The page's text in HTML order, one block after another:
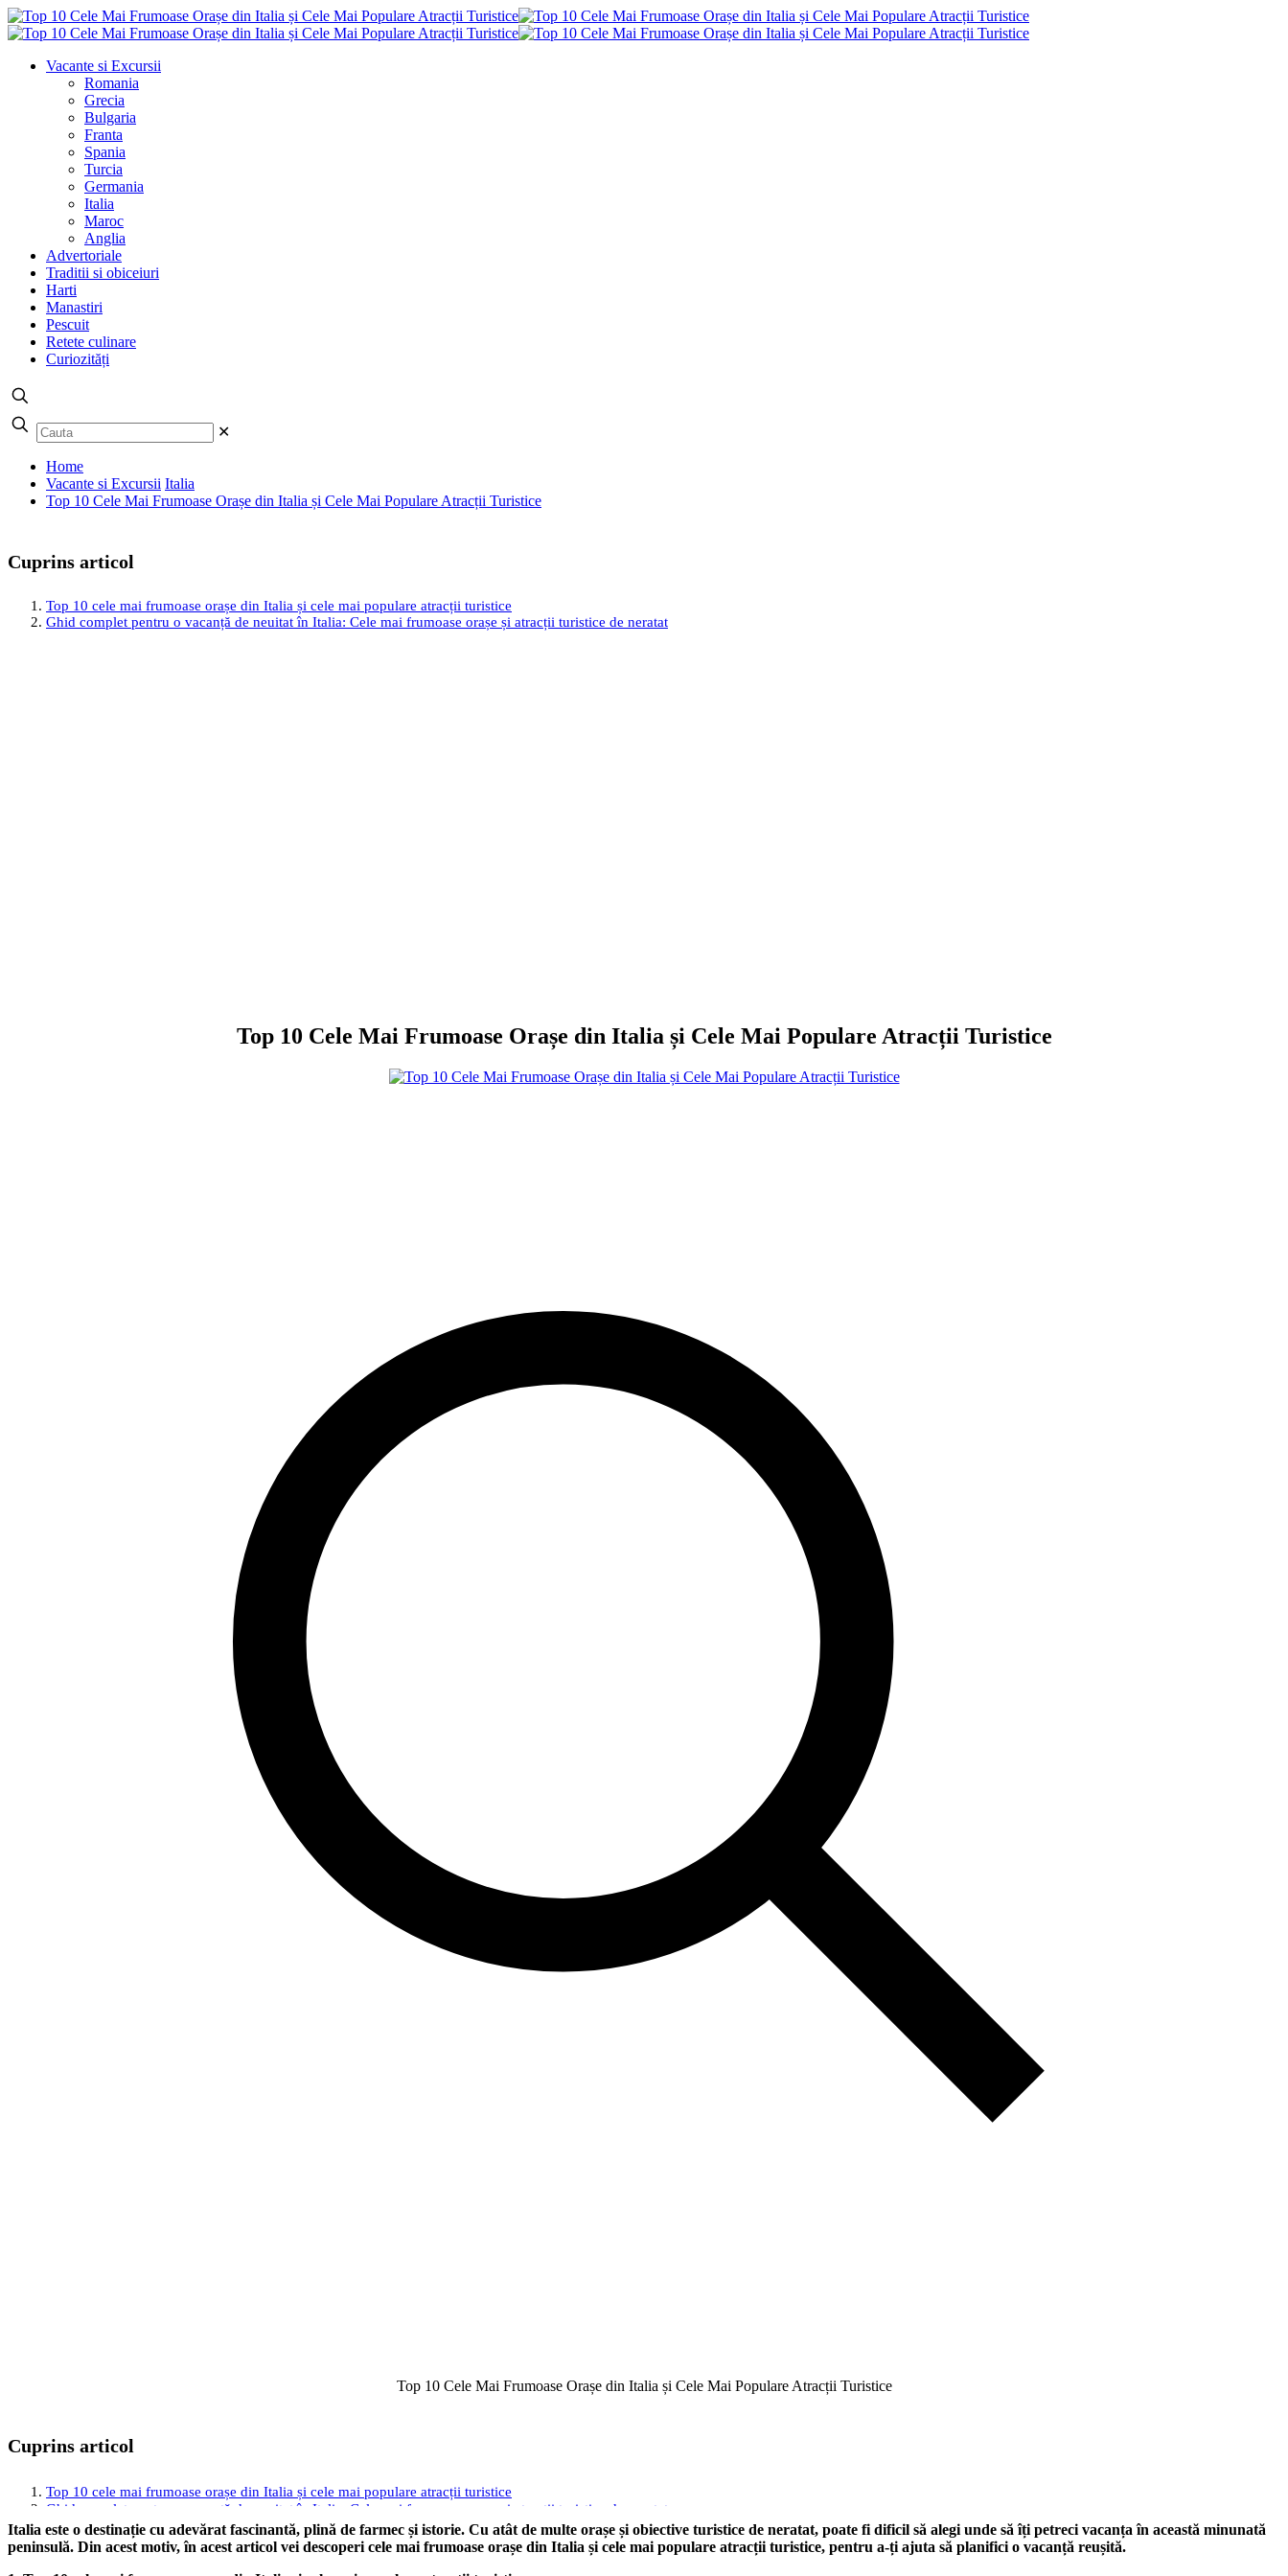
Vacante si Excursii
Romania
Grecia
Bulgaria
Franta
Spania
Turcia
Germania
Italia
Maroc
Anglia
Advertoriale
Traditii si obiceiuri
Harti
Manastiri
Pescuit
Retete culinare
Curiozități
✕
Home
Vacante si Excursii Italia
Top 10 Cele Mai Frumoase Orașe din Italia și Cele Mai Populare Atracții Turistice
Cuprins articol
Top 10 cele mai frumoase orașe din Italia și cele mai populare atracții turistice
Ghid complet pentru o vacanță de neuitat în Italia: Cele mai frumoase orașe și atracții turistice de neratat
Top 10 Cele Mai Frumoase Orașe din Italia și Cele Mai Populare Atracții Turistice
Top 10 Cele Mai Frumoase Orașe din Italia și Cele Mai Populare Atracții Turistice
Cuprins articol
Top 10 cele mai frumoase orașe din Italia și cele mai populare atracții turistice
Ghid complet pentru o vacanță de neuitat în Italia: Cele mai frumoase orașe și atracții turistice de neratat
Italia este o destinație cu adevărat fascinantă, plină de farmec și istorie. Cu atât de multe orașe și obiective turistice de neratat, poate fi dificil să alegi unde să îți petreci vacanța în această minunată
peninsulă. Din acest motiv, în acest articol vei descoperi cele mai frumoase orașe din Italia și cele mai populare atracții turistice, pentru a-ți ajuta să planifici o vacanță reușită.